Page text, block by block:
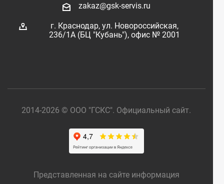
zakaz@gsk-servis.ru
г. Краснодар, ул. Новороссийская,
236/1А (БЦ "Кубань"), офис № 2001
2014-2026 © ООО "ГСКС". Официальный сайт.
Представленная на сайте информация